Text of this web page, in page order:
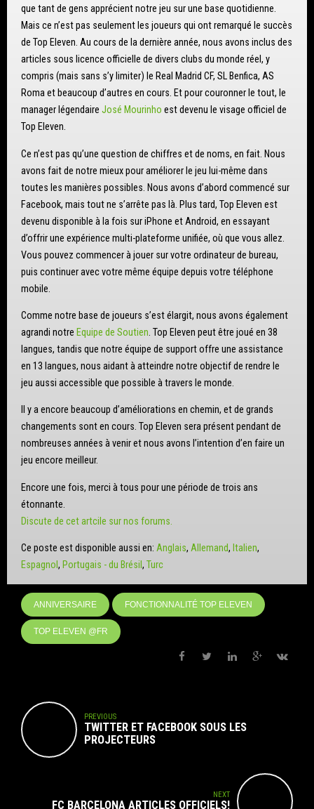
que tant de gens apprécient notre jeu sur une base quotidienne.
Mais ce n’est pas seulement les joueurs qui ont remarqué le succès
de Top Eleven. Au cours de la dernière année, nous avons inclus des
articles sous licence officielle de divers clubs du monde réel, y
compris (mais sans s’y limiter) le Real Madrid CF, SL Benfica, AS
Roma et beaucoup d’autres en cours. Et pour couronner le tout, le
manager légendaire José Mourinho est devenu le visage officiel de
Top Eleven.
Ce n’est pas qu’une question de chiffres et de noms, en fait. Nous
avons fait de notre mieux pour améliorer le jeu lui-même dans
toutes les manières possibles. Nous avons d’abord commencé sur
Facebook, mais tout ne s’arrête pas là. Plus tard, Top Eleven est
devenu disponible à la fois sur iPhone et Android, en essayant
d’offrir une expérience multi-plateforme unifiée, où que vous allez.
Vous pouvez commencer à jouer sur votre ordinateur de bureau,
puis continuer avec votre même équipe depuis votre téléphone
mobile.
Comme notre base de joueurs s’est élargit, nous avons également
agrandi notre Equipe de Soutien. Top Eleven peut être joué en 38
langues, tandis que notre équipe de support offre une assistance
en 13 langues, nous aidant à atteindre notre objectif de rendre le
jeu aussi accessible que possible à travers le monde.
Il y a encore beaucoup d’améliorations en chemin, et de grands
changements sont en cours. Top Eleven sera présent pendant de
nombreuses années à venir et nous avons l’intention d’en faire un
jeu encore meilleur.
Encore une fois, merci à tous pour une période de trois ans
étonnante.
Discute de cet artcile sur nos forums.
Ce poste est disponible aussi en: Anglais Allemand
Italien
Espagnol
Portugais - du Brésil Turc
ANNIVERSAIRE FONCTIONNALITÉ TOP ELEVEN
TOP ELEVEN @FR
PREVIOUS
TWITTER ET FACEBOOK SOUS LES
PROJECTEURS
NEXT
FC BARCELONA ARTICLES OFFICIELS!